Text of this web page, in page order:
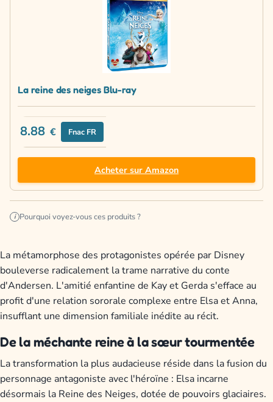
La reine des neiges Blu-ray
8.88 € Fnac FR
Acheter sur Amazon
i Pourquoi voyez-vous ces produits ?
La métamorphose des protagonistes opérée par Disney
bouleverse radicalement la trame narrative du conte
d'Andersen. L'amitié enfantine de Kay et Gerda s'efface au
profit d'une relation sororale complexe entre Elsa et Anna,
insufflant une dimension familiale inédite au récit.
De la méchante reine à la sœur tourmentée
La transformation la plus audacieuse réside dans la fusion du
personnage antagoniste avec l'héroïne : Elsa incarne
désormais la Reine des Neiges, dotée de pouvoirs glaciaires.